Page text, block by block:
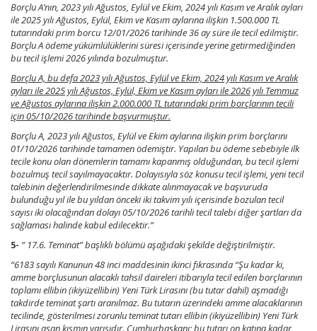
Borçlu A’nın, 2023 yılı Ağustos, Eylül ve Ekim, 2024 yılı Kasım ve Aralık ayları
ile 2025 yılı Ağustos, Eylül, Ekim ve Kasım aylarına ilişkin 1.500.000 TL
tutarındaki prim borcu 12/01/2026 tarihinde 36 ay süre ile tecil edilmiştir.
Borçlu A ödeme yükümlülüklerini süresi içerisinde yerine getirmediğinden
bu tecil işlemi 2026 yılında bozulmuştur.
Borçlu A, bu defa 2023 yılı Ağustos, Eylül ve Ekim, 2024 yılı Kasım ve Aralık
ayları ile 2025 yılı Ağustos, Eylül, Ekim ve Kasım ayları ile 2026 yılı Temmuz
ve Ağustos aylarına ilişkin 2.000.000 TL tutarındaki prim borçlarının tecili
için 05/10/2026 tarihinde başvurmuştur.
Borçlu A, 2023 yılı Ağustos, Eylül ve Ekim aylarına ilişkin prim borçlarını
01/10/2026 tarihinde tamamen ödemiştir. Yapılan bu ödeme sebebiyle ilk
tecile konu olan dönemlerin tamamı kapanmış olduğundan, bu tecil işlemi
bozulmuş tecil sayılmayacaktır. Dolayısıyla söz konusu tecil işlemi, yeni tecil
talebinin değerlendirilmesinde dikkate alınmayacak ve başvuruda
bulunduğu yıl ile bu yıldan önceki iki takvim yılı içerisinde bozulan tecil
sayısı iki olacağından dolayı 05/10/2026 tarihli tecil talebi diğer şartları da
sağlaması halinde kabul edilecektir.”
5- ” 17.6. Teminat” başlıklı bölümü aşağıdaki şekilde değiştirilmiştir.
“6183 sayılı Kanunun 48 inci maddesinin ikinci fıkrasında “Şu kadar ki,
amme borçlusunun alacaklı tahsil daireleri itibarıyla tecil edilen borçlarının
toplamı ellibin (ikiyüzellibin) Yeni Türk Lirasını (bu tutar dahil) aşmadığı
takdirde teminat şartı aranılmaz. Bu tutarın üzerindeki amme alacaklarının
tecilinde, gösterilmesi zorunlu teminat tutarı ellibin (ikiyüzellibin) Yeni Türk
Lirasını aşan kısmın yarısıdır. Cumhurbaşkanı; bu tutarı on katına kadar